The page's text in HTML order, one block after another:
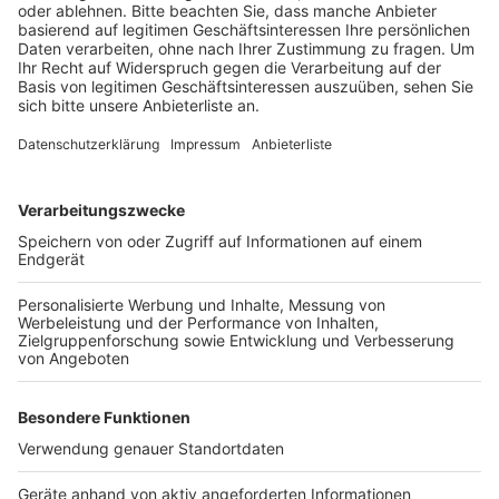
Anzeige
Die Pegel von Neffelbach, Rotbach und Erft sind laut
Messungen des Landesumweltamtes unauffällig und
erwarten nicht, dass er in den nächsten Tagen über 7
Meter kommt.
Anzeige
Anzeige